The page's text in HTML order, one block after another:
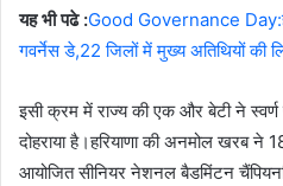
यह भी पढे :Good Governance
गवर्नेस डे,22 जिलों में मुख्य अतिथियों की
इसी क्रम में राज्य की एक और बेटी ने
दोहराया है।हरियाणा की अनमोल खरब ने
आयोजित सीनियर नेशनल बैडमिंटन